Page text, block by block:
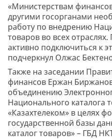
«Министерствам
другими госорганами
работу по внедрению
товаров во всех
активно подключиться к
подчеркнул Олжас
Также на заседании
финансов Ержан
объединению
Национального каталога
«Казахтелеком» в целях
государственной базы
каталог товаров» – ГБД